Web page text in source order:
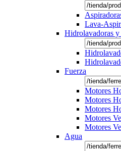
Lava-
Hidrolavadoras
Fuerza
Motores
Motores
Motores
Motores
Motores
Agua